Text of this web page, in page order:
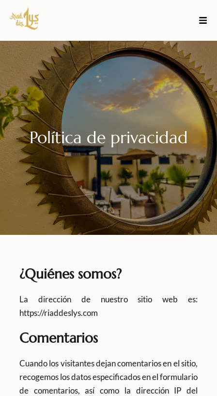
Política de privacidad
¿Quiénes somos?
La dirección de nuestro sitio web es:
https://riaddeslys.com
Comentarios
Cuando los visitantes dejan comentarios en el sitio,
recogemos los datos especificados en el formulario
de comentarios, así como la dirección IP del